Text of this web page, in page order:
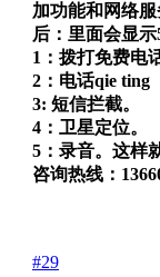
加功能和网络
后：里面会显示
1 ：拨打免费电
2 ：电话qie ting
3: 短信拦截。
4 ：卫星定位。
5 ：录音。这样
咨询热线：
#29